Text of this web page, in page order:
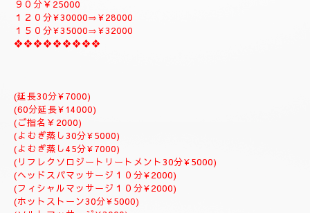
１５０分¥28000⇒よむぎ蒸しサービス致します。
１８０分￥34000⇒ラグジュアリーにゆっくりトリートメント致
します。
是非おすすめ致します全て入って居るコースになりますのでおす
🌈🪻⑥デトックス体質改善トリートメント＆ソルトマッサージト
リートメントコース🪻🌈
全身極上リンパドレナージュトリートメント、リフレクソロジー
足つぼデトックス体質改善トリートメント、ソルトマッサージ、
ジャプカサイ＆リンガムトリートメント、よむぎ蒸しコース
９０分￥25000
１２０分¥30000⇒¥28000